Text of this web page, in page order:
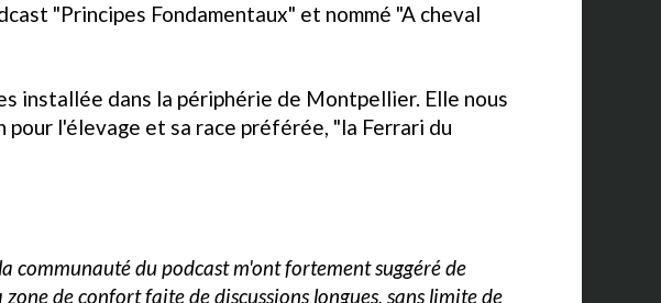
"Principes Fondamentaux" et nommé "A cheval
installée dans la périphérie de Montpellier. Elle nous
l'élevage et sa race préférée, "la Ferrari du
communauté du podcast m'ont fortement suggéré de
de confort faite de discussions longues, sans limite de